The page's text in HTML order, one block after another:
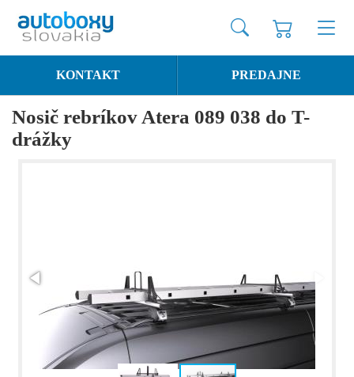
KONTAKT PREDAJNE
Nosič rebríkov Atera 089 038 do T-
drážky